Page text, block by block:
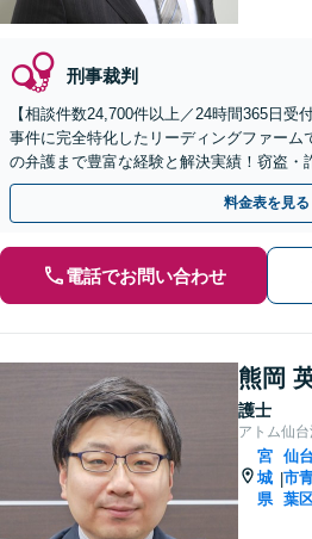
刑事裁判
【相談件数24,700件以上／24時間365日受
事件に完全特化したリーディングファーム
の弁護まで豊富な経験と解決実績！窃盗・
盗撮・薬物犯罪など幅広い分野に対応可能
料金表を見る
電話でお問い合わせ
熊岡
護士
アトム仙
宮
城
県
|
仙台
市
葉